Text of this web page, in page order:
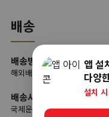
배송
배송방법
해외배송
배송사
국제운송사(글로비츠), 국내택
앱 설
다양
설치